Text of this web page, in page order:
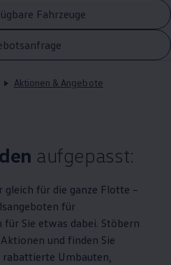
Fahrzeuge
Aktionen & Angebote
aufgepasst:
gleich für die ganze Flotte –
für
für Sie etwas dabei. Stöbern
und finden Sie
Umbauten,